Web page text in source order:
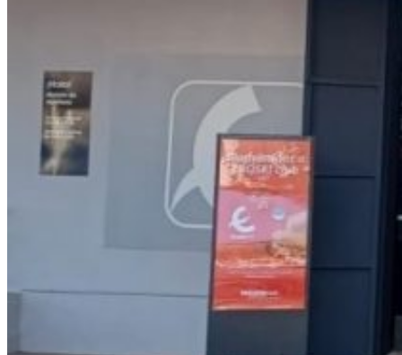
Somos por y para las personas. Descubre
A través de nuestra Fundación
Compromisos